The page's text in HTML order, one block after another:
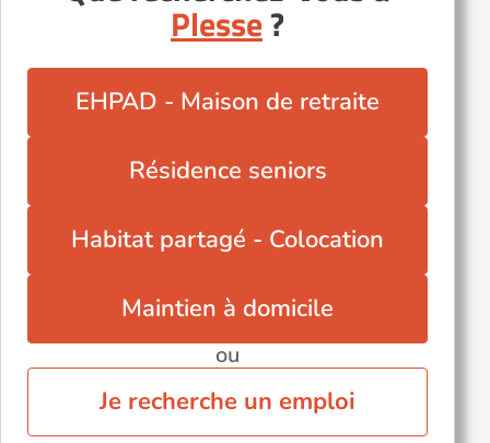
Bouaye (44830)
Haute-Goulaine (44115)
Herbignac (44410)
La Baule-Escoublac (44500)
Le Pouliguen (44510)
Saint-Nazaire (44600)
Plesse?
EHPAD - Maison de retraite
Résidence seniors
Habitat partagé - Colocation
Maintien à domicile
ou
Je recherche un emploi